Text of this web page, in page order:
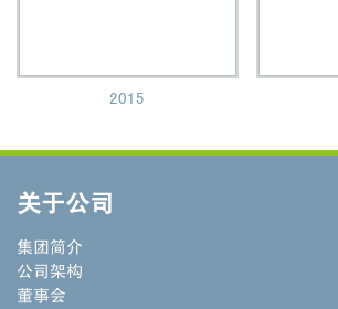
2015
关于公司
集团简介
公司架构
董事会